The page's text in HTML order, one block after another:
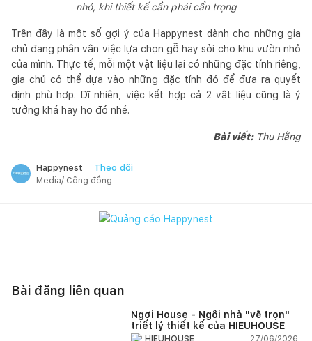
nhỏ, khi thiết kế cần phải cẩn trọng
Trên đây là một số gợi ý của Happynest dành cho những gia
chủ đang phân vân việc lựa chọn gỗ hay sỏi cho khu vườn nhỏ
của mình. Thực tế, mỗi một vật liệu lại có những đặc tính riêng,
gia chủ có thể dựa vào những đặc tính đó để đưa ra quyết
định phù hợp. Dĩ nhiên, việc kết hợp cả 2 vật liệu cũng là ý
tưởng khá hay ho đó nhé.
Bài viết:Thu Hằng
Happynest Theo dõi
Media/ Cộng đồng
Bài đăng liên quan
Ngơi House - Ngôi nhà "vẽ trọn"
triết lý thiết kế của HIEUHOUSE
27/06/2026,